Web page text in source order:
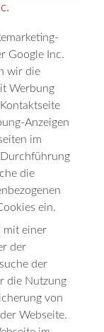
Google Inc.
wir die
Werbung
Anzeigen
im
die
ein.
mit einer
der
der
die Nutzung
von
Webseite.